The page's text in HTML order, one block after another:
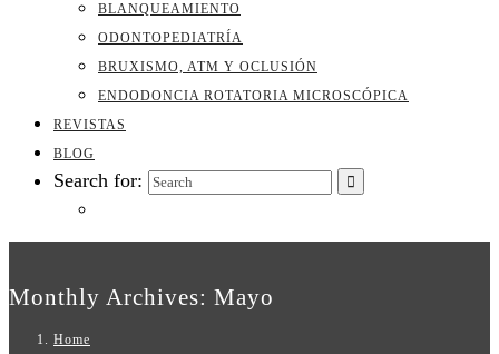
BLANQUEAMIENTO
ODONTOPEDIATRÍA
BRUXISMO, ATM Y OCLUSIÓN
ENDODONCIA ROTATORIA MICROSCÓPICA
REVISTAS
BLOG
Search for:
Monthly Archives: Mayo
Home